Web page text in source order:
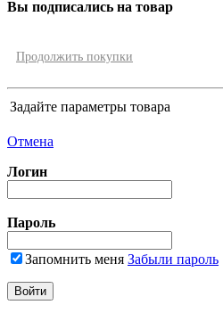
Вы подписались на товар
Продолжить покупки
Задайте параметры товара
Отмена
Логин
Пароль
Запомнить меня Забыли пароль